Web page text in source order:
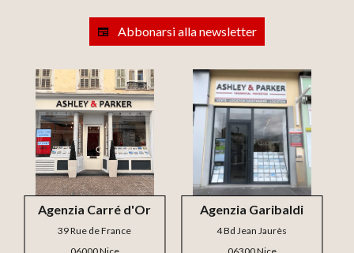
Abbonarsi alla newsletter
Agenzia Carré d'Or
39 Rue de France
Agenzia Garibaldi
4 Bd Jean Jaurès